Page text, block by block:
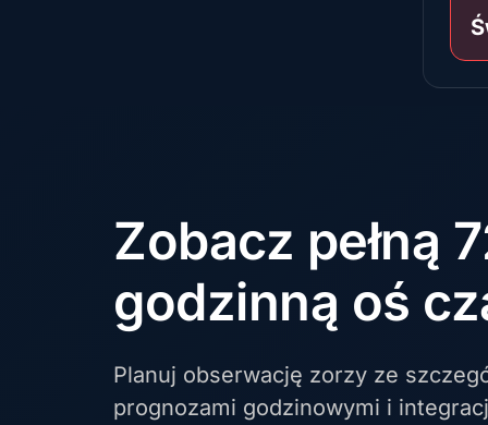
Zobacz pełną
godzinną oś
Planuj obserwację zorzy ze
prognozami godzinowymi i